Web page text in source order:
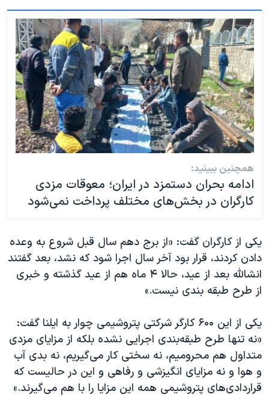
همچنین ببینید:
ادامه بحران دستمزد در ایران؛ معوقات مزدی
کارگران در بخش‌های مختلف پرداخت نمی‌شود
یکی از کارگران گفت: «از برج دهم سال قبل شروع به وعده
دادن کردند، قرار بود آخر سال اجرا شود که نشد، بعد گفتند
انشالله بعد از عید، حالا ۴ ماه هم از عید گذشته و خبری
از طرح طبقه بندی نیست.»
یکی از این ۶۰۰ کارگر شرکتی پتروشیمی چوار به ایلنا گفت:
«نه تنها طرح طبقه‌بندی اجرایی نشده بلکه از مزایای مزدی
متداول هم محرومیم، نه سختی کار می‌گیریم، نه بدی آب
و هوا و نه مزایای انگیزشی و رفاهی و این در حالیست که
قراردادی‌های پتروشیمی همه این مزایا را با هم می‌گیرند.»